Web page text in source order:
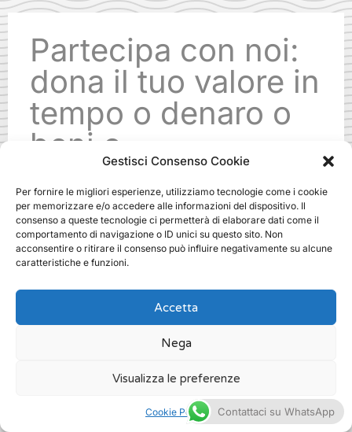
Gestisci Consenso Cookie
Per fornire le migliori esperienze, utilizziamo tecnologie come i cookie
per memorizzare e/o accedere alle informazioni del dispositivo. Il
consenso a queste tecnologie ci permetterà di elaborare dati come il
comportamento di navigazione o ID unici su questo sito. Non
acconsentire o ritirare il consenso può influire negativamente su alcune
caratteristiche e funzioni.
Accetta
Nega
Visualizza le preferenze
Cookie Policy
Partecipa con noi:
dona il tuo valore in
tempo o denaro o
beni o
specializzazioni.
Ti aspettiamo!
personal fundraising come fare a
Contattaci su WhatsApp